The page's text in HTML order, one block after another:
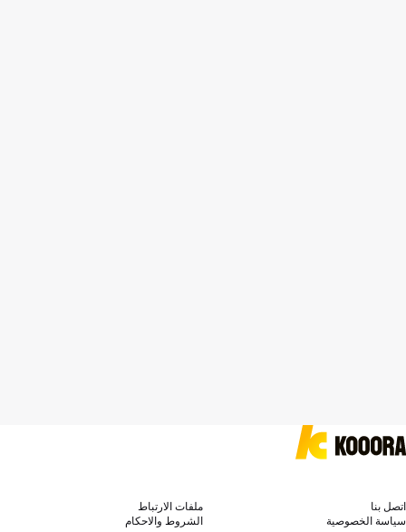
اتصل بنا
ملفات الارتباط
سياسة الخصوصية
الشروط والاحكام